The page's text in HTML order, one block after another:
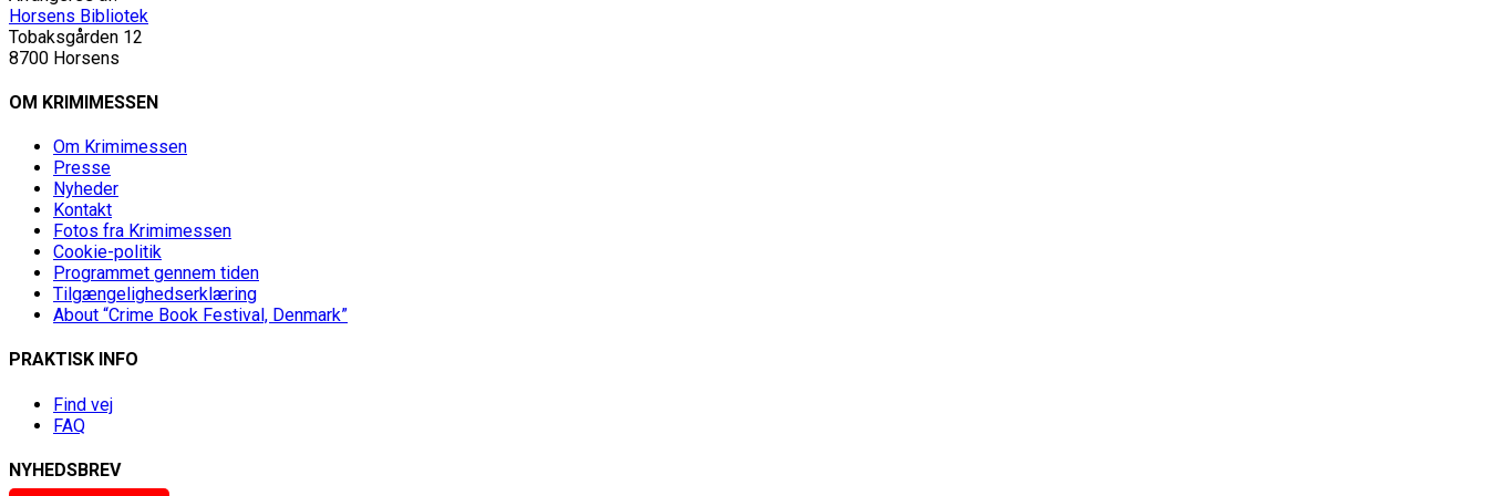
Horsens Bibliotek
Tobaksgården 12
8700 Horsens
OM KRIMIMESSEN
Om Krimimessen
Presse
Nyheder
Kontakt
Fotos fra Krimimessen
Cookie-politik
Programmet gennem tiden
Tilgængelighedserklæring
About “Crime Book Festival, Denmark”
PRAKTISK INFO
Find vej
FAQ
NYHEDSBREV